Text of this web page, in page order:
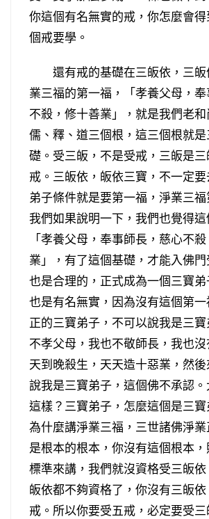
你這個有名無實的戒，你怎麼會
個戒要學。
還有戒的基礎在三皈依，三皈
業三福的第一福，「孝養父母，
不殺，修十善業」，就是我們老
儒、釋、道三個根，這三個根就
礎。受三皈，不是受戒，三皈是
戒。三皈依，皈依三寶，不一定
弟子條件就是要第一福，淨業三
我們如果說明一下，我們也覺得這
「孝養父母，奉事師長，慈心不
業」，有了這個基礎，才能入佛
也是合理的，正式成為一個三寶
也是有名無實，因為沒有這個第
正的三寶弟子，不可以說我是三
不孝父母，我也不敬師長，我也
天到晚殺生，天天造十惡業，然後
說我是三寶弟子，這個佛不承認
這樣？三寶弟子，怎麼這個是三
為什麼講淨業三福，三世諸佛淨
是根本的根本，你沒有這個根本
標準來講，我們就沒資格受三皈
皈依都不夠資格了，你沒有三皈
戒。所以你要受五戒，必定要受